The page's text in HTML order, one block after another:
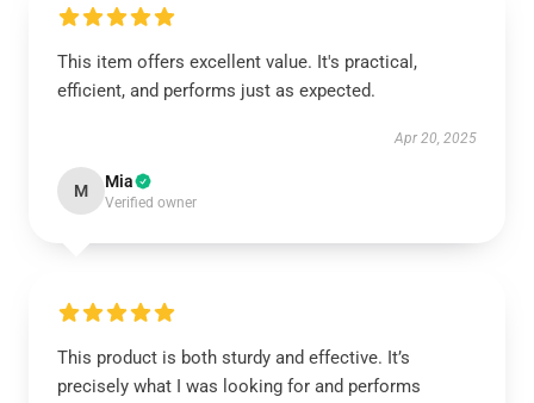
This item offers excellent value. It's practical,
efficient, and performs just as expected.
Apr 20, 2025
M Mia
Verified owner
This product is both sturdy and effective. It’s
precisely what I was looking for and performs